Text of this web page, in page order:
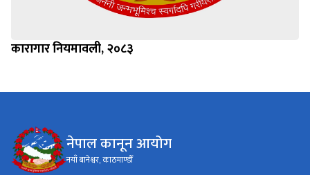
कारागार नियमावली, २०८३
नेपाल कानून आयोग
नयाँ बानेश्वर, काठमाण्डौँ